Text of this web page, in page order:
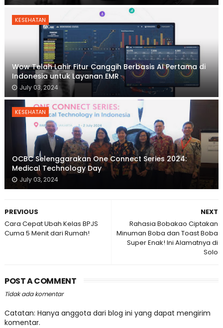
KESEHATAN
Wow Telah Lahir Fitur Canggih Berbasis AI Pertama di
Indonesia untuk Layanan EMR
July 03, 2024
KESEHATAN
OCBC Selenggarakan One Connect Series 2024:
Medical Technology Day
July 03, 2024
NEXT
Rahasia Bobakao Ciptakan
Minuman Boba dan Toast Boba
Super Enak! Ini Alamatnya di
Solo
PREVIOUS
Cara Cepat Ubah Kelas BPJS
Cuma 5 Menit dari Rumah!
POST A COMMENT
Tidak ada komentar
Catatan: Hanya anggota dari blog ini yang dapat mengirim
komentar.